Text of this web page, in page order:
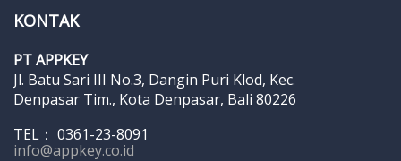
KONTAK
PT APPKEY
Jl. Batu Sari III No.3, Dangin Puri Klod, Kec.
Denpasar Tim., Kota Denpasar, Bali 80226
TEL： 0361-23-8091
info@appkey.co.id